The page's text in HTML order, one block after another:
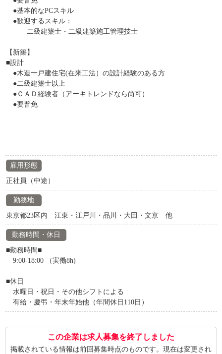
●基本的なPCスキル
●歓迎するスキル：
二級建築士・二級建築施工管理技士
【新築】
■設計
●木造一戸建住宅(在来工法）の設計経験のある方
●二級建築士以上
●ＣＡＤ経験者（アーキトレンドなら尚可）
●要普免
雇用形態
正社員（中途）
勤務地
東京都23区内 江東・江戸川・品川・大田・文京 他
勤務時間・休日
■勤務時間■
9:00-18:00 （実働8h)
■休日
水曜日・祝日・その他シフトによる
有給・慶弔・年末年始他（年間休日110日）
この企業は求人募集を終了しました
掲載されている情報は前回募集時点のものです。現在は変更され